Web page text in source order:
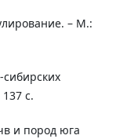
– М.:
с.
и пород юга